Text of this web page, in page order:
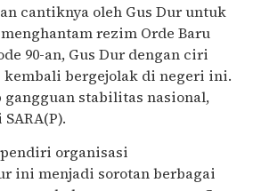
cantiknya oleh Gus Dur untuk
rezim Orde Baru
90-an, Gus Dur dengan ciri
kembali bergejolak di negeri ini.
gangguan stabilitas nasional,
organisasi
ini menjadi sorotan berbagai